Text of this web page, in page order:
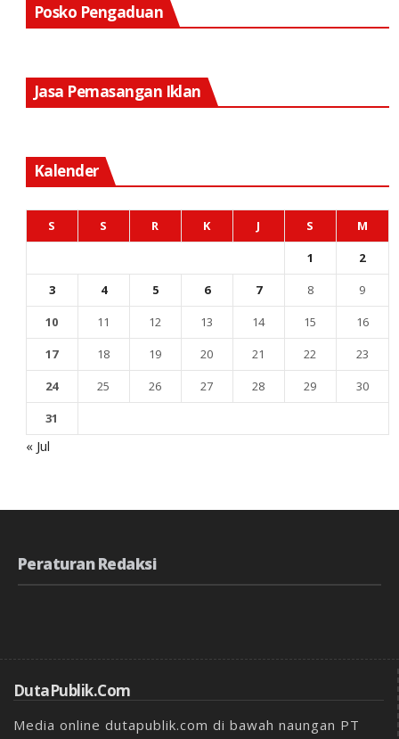
Posko Pengaduan
Jasa Pemasangan Iklan
Kalender
S S R K J S
M
1
2
3
4 5 6 7 8
9
10
11 12 13 14 15
16
17
18 19 20 21 22
23
24
25 26 27 28 29
30
31
« Jul
Peraturan Redaksi
DutaPublik.com
Media online dutapublik.com di bawah naungan PT